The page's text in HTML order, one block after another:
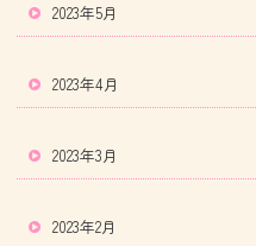
2023年5月
2023年4月
2023年3月
2023年2月